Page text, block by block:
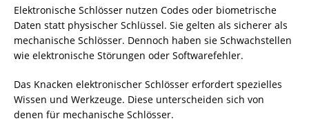
Elektronische Schlösser nutzen Codes oder biometrische
Daten statt physischer Schlüssel. Sie gelten als sicherer als
mechanische Schlösser. Dennoch haben sie Schwachstellen
wie elektronische Störungen oder Softwarefehler.
Das Knacken elektronischer Schlösser erfordert spezielles
Wissen und Werkzeuge. Diese unterscheiden sich von
denen für mechanische Schlösser.